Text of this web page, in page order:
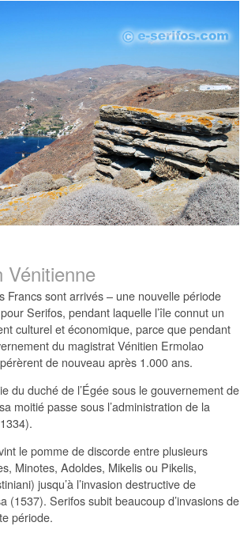
Vénitienne
Francs sont arrivés – une nouvelle période
Serifos, pendant laquelle l’île connut un
culturel et économique, parce que pendant
du magistrat Vénitien Ermolao
de nouveau après 1.000 ans.
du duché de l’Égée sous le gouvernement de
moitié passe sous l’administration de la
le pomme de discorde entre plusieurs
Minotes, Adoldes, Mikelis ou Pikelis,
jusqu’à l’invasion destructive de
(1537). Serifos subit beaucoup d’invasions de
période.